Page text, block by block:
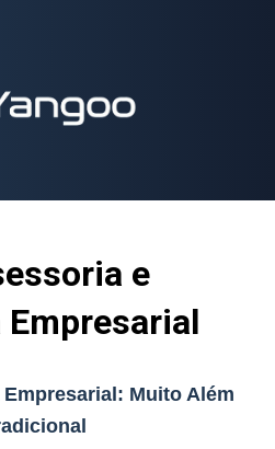
e
Muito Além